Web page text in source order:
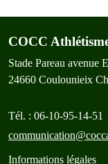
COCC
Stade Pareau avenue
24660 Coulounieix
Tél. : 06-10-95-14-51
Informations légales